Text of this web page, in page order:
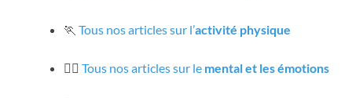
🏃 Tous nos articles sur l’activité physique
🧘‍♀️ Tous nos articles sur le mental et les émotions